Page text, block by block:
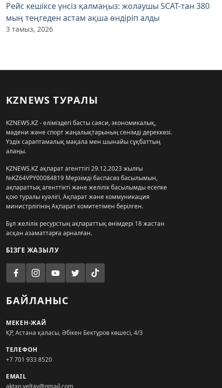
Рейс кешіксе үнсіз қалмаңыз: жолаушы SCAT-тан 380
мың теңгеден астам ақша өндіріп алды
3 тамыз, 2026
KZNEWS ТУРАЛЫ
KZNEWS.KZ - еліміздегі басты саяси, экономикалық,
мәдени және спорт жаңалықтарының сенімді дереккөзі.
Үздік сараптамалық мақала мен шынайы сұқбаттың
алаңы.
KZNEWS.KZ ақпарат агенттігі 29.12.2023 жылғы
№KZ64VPY00084819 Мерзімді баспасөз басылымын,
ақпараттық агенттікті және желілік басылымды есепке
қою туралы куәлігі, Ақпарат және коммуникация
министрлігінің Ақпарат комитетімен берілген.
Бұл желілік ресурстың ақпараттық өнімдері 18 жастан
асқан азаматтарға арналған.
БІЗГЕ ЖАЗЫЛУ
БАЙЛАНЫС
МЕКЕН-ЖАЙ
ҚР, Астана қаласы, Әбікен Бектұров көшесі, 4/3
ТЕЛЕФОН
+7 701 933 8520
EMAIL